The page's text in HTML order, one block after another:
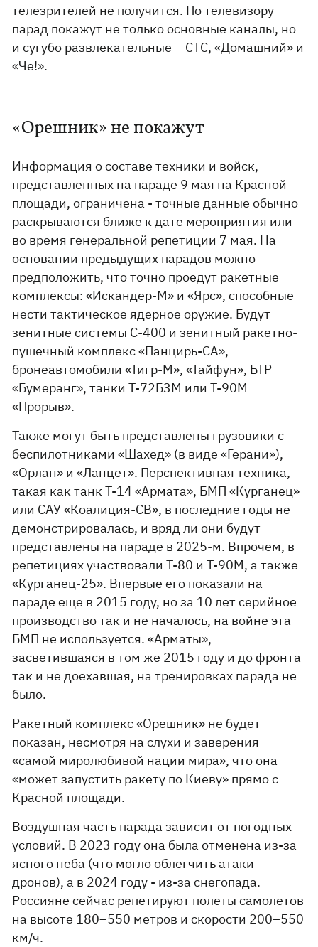
телезрителей не получится. По телевизору
парад покажут не только основные каналы, но
и сугубо развлекательные – СТС, «Домашний» и
«Че!».
«Орешник» не покажут
Информация о составе техники и войск,
представленных на параде 9 мая на Красной
площади, ограничена - точные данные обычно
раскрываются ближе к дате мероприятия или
во время генеральной репетиции 7 мая. На
основании предыдущих парадов можно
предположить, что точно проедут ракетные
комплексы: «Искандер-М» и «Ярс», способные
нести тактическое ядерное оружие. Будут
зенитные системы С-400 и зенитный ракетно-
пушечный комплекс «Панцирь-СА»,
бронеавтомобили «Тигр-М», «Тайфун», БТР
«Бумеранг», танки Т-72Б3М или Т-90М
«Прорыв».
Также могут быть представлены грузовики с
беспилотниками «Шахед» (в виде «Герани»),
«Орлан» и «Ланцет». Перспективная техника,
такая как танк Т-14 «Армата», БМП «Курганец»
или САУ «Коалиция-СВ», в последние годы не
демонстрировалась, и вряд ли они будут
представлены на параде в 2025-м. Впрочем, в
репетициях участвовали Т-80 и Т-90М, а также
«Курганец-25». Впервые его показали на
параде еще в 2015 году, но за 10 лет серийное
производство так и не началось, на войне эта
БМП не используется. «Арматы»,
засветившаяся в том же 2015 году и до фронта
так и не доехавшая, на тренировках парада не
было.
Ракетный комплекс «Орешник» не будет
показан, несмотря на слухи и заверения
«самой миролюбивой нации мира», что она
«может запустить ракету по Киеву» прямо с
Красной площади.
Воздушная часть парада зависит от погодных
условий. В 2023 году она была отменена из-за
ясного неба (что могло облегчить атаки
дронов), а в 2024 году - из-за снегопада.
Россияне сейчас репетируют полеты самолетов
на высоте 180–550 метров и скорости 200–550
км/ч.